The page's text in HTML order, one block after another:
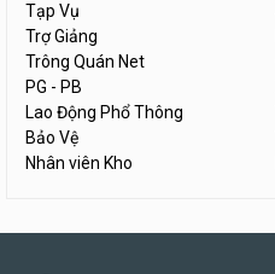
Tạp Vụ
Trợ Giảng
Trông Quán Net
PG - PB
Lao Động Phổ Thông
Bảo Vệ
Nhân viên Kho